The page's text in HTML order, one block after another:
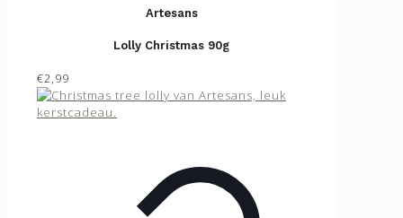
Artesans
Lolly Christmas 90g
€2,99